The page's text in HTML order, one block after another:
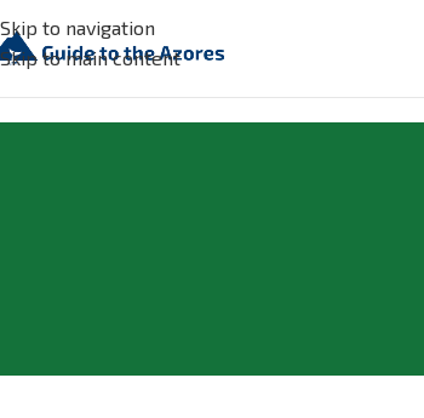
Skip to navigation
Skip to main content